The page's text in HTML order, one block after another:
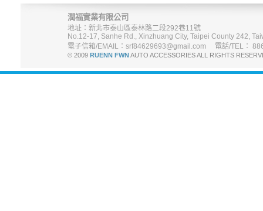
潤福實業有限公司
地址：新北市泰山區泰林路二段292巷11號
No.12-17, Sanhe Rd., Xinzhuang City, Taipei County 242,
電子信箱/EMAIL：srf84629693@gmail.com 電話/TEL：
© 2009 RUENN FWNAUTO ACCESSORIES ALL RIGHTS